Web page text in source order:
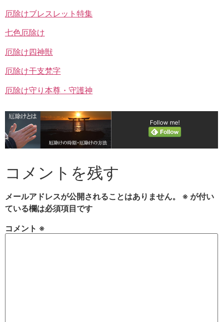
厄除けブレスレット特集
七色厄除け
厄除け四神獣
厄除け干支梵字
厄除け守り本尊・守護神
Follow me!
コメントを残す
メールアドレスが公開されることはありません。 ※ が付い
ている欄は必須項目です
コメント ※